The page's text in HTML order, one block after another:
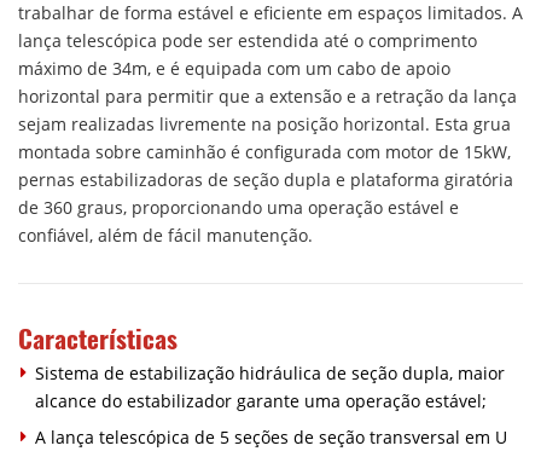
trabalhar de forma estável e eficiente em espaços limitados. A
lança telescópica pode ser estendida até o comprimento
máximo de 34m, e é equipada com um cabo de apoio
horizontal para permitir que a extensão e a retração da lança
sejam realizadas livremente na posição horizontal. Esta grua
montada sobre caminhão é configurada com motor de 15kW,
pernas estabilizadoras de seção dupla e plataforma giratória
de 360 graus, proporcionando uma operação estável e
confiável, além de fácil manutenção.
Características
Sistema de estabilização hidráulica de seção dupla, maior
alcance do estabilizador garante uma operação estável;
A lança telescópica de 5 seções de seção transversal em U